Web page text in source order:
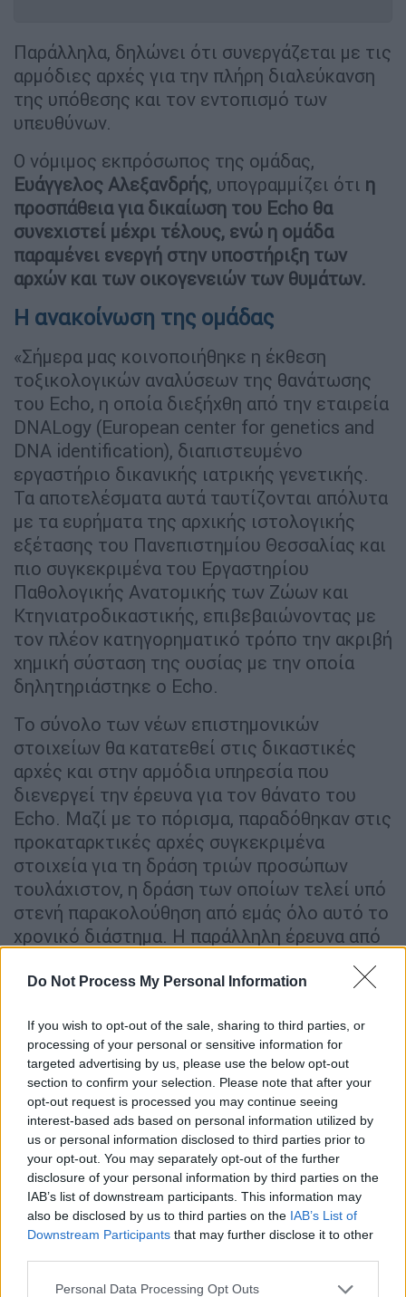
Do Not Process My Personal Information
If you wish to opt-out of the sale, sharing to third parties, or
processing of your personal or sensitive information for
targeted advertising by us, please use the below opt-out
section to confirm your selection. Please note that after your
opt-out request is processed you may continue seeing
interest-based ads based on personal information utilized by
us or personal information disclosed to third parties prior to
your opt-out. You may separately opt-out of the further
disclosure of your personal information by third parties on the
IAB’s list of downstream participants. This information may
also be disclosed by us to third parties on the IAB’s List of
Downstream Participants that may further disclose it to other
Please note that this website/app uses one or more Google
Personal Data Processing Opt Outs
Παράλληλα, δηλώνει ότι συνεργάζεται με τις
αρμόδιες αρχές για την πλήρη διαλεύκανση
της υπόθεσης και τον εντοπισμό των
υπευθύνων.
Ο νόμιμος εκπρόσωπος της ομάδας,
Ευάγγελος Αλεξανδρής, υπογραμμίζει ότι η
προσπάθεια για δικαίωση του Echo θα
συνεχιστεί μέχρι τέλους, ενώ η ομάδα
παραμένει ενεργή στην υποστήριξη των
αρχών και των οικογενειών των θυμάτων.
Η ανακοίνωση της ομάδας
«Σήμερα μας κοινοποιήθηκε η έκθεση
τοξικολογικών αναλύσεων της θανάτωσης
του Echo, η οποία διεξήχθη από την εταιρεία
DNALοgy (European center for genetics and
DNA identification), διαπιστευμένο
εργαστήριο δικανικής ιατρικής γενετικής.
Τα αποτελέσματα αυτά ταυτίζονται απόλυτα
με τα ευρήματα της αρχικής ιστολογικής
εξέτασης του Πανεπιστημίου Θεσσαλίας και
πιο συγκεκριμένα του Εργαστηρίου
Παθολογικής Ανατομικής των Ζώων και
Κτηνιατροδικαστικής, επιβεβαιώνοντας με
τον πλέον κατηγορηματικό τρόπο την ακριβή
χημική σύσταση της ουσίας με την οποία
δηλητηριάστηκε ο Echo.
Το σύνολο των νέων επιστημονικών
στοιχείων θα κατατεθεί στις δικαστικές
αρχές και στην αρμόδια υπηρεσία που
διενεργεί την έρευνα για τον θάνατο του
Echo. Μαζί με το πόρισμα, παραδόθηκαν στις
προκαταρκτικές αρχές συγκεκριμένα
στοιχεία για τη δράση τριών προσώπων
τουλάχιστον, η δράση των οποίων τελεί υπό
στενή παρακολούθηση από εμάς όλο αυτό το
χρονικό διάστημα. Η παράλληλη έρευνα από
προκειμένου να ταυτοποιηθεί πλήρως η
Η συμπεριφορά των εν λόγω προσώπων
ξεκίνησε αμέσως μετά την κατάθεση του
δεύτερου πορίσματος για τα Τέμπη στις 2
Οκτωβρίου 2024, με κλιμάκωση των
ενεργειών τους μέχρι και σήμερα.
Καταγγέλλουμε δημόσια ότι το τελευταίο
χρονικό διάστημα και συγκεκριμένα από τις
23/11/2024 δεχόμαστε συστηματικές και
έντονες πιέσεις με σκοπό την απομάκρυνσή